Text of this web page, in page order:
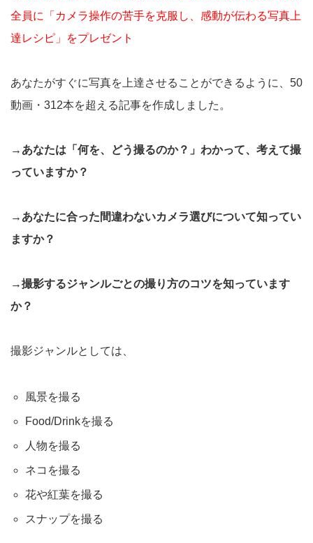
全員に「カメラ操作の苦手を克服し、感動が伝わる写真上
達レシピ」をプレゼント
あなたがすぐに写真を上達させることができるように、50
動画・312本を超える記事を作成しました。
→あなたは「何を、どう撮るのか？」わかって、考えて撮
っていますか？
→あなたに合った間違わないカメラ選びについて知ってい
ますか？
→撮影するジャンルごとの撮り方のコツを知っています
か？
撮影ジャンルとしては、
風景を撮る
Food/Drinkを撮る
人物を撮る
ネコを撮る
花や紅葉を撮る
スナップを撮る